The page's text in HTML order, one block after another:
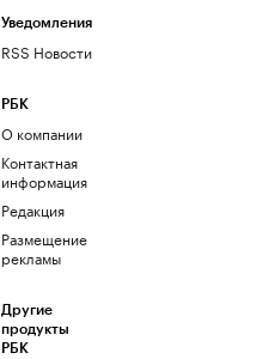
Уведомления
RSS Новости
РБК
О компании
Контактная
информация
Редакция
Размещение
рекламы
Другие
продукты
РБК